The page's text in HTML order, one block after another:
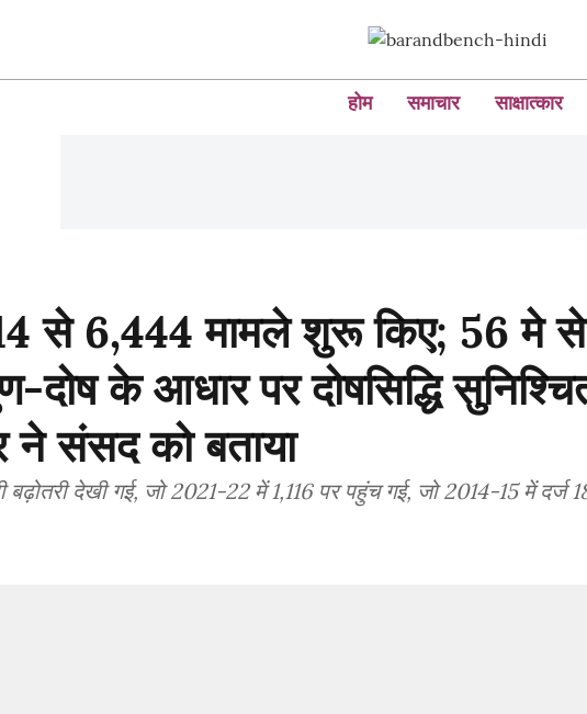
होम समाचार साक्षात्कार
से 6,444 मामले शुरू किए; 56 मे
दोष के आधार पर दोषसिद्धि
ने संसद को बताया
देखी गई, जो 2021-22 में 1,116 पर पहुंच गई, जो 2014-15 में दर्ज